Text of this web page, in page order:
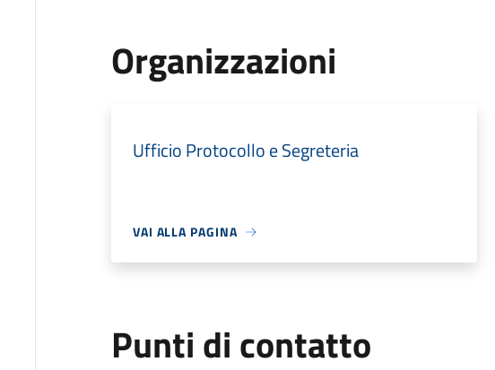
Organizzazioni
Ufficio Protocollo e Segreteria
VAI ALLA PAGINA
Punti di contatto